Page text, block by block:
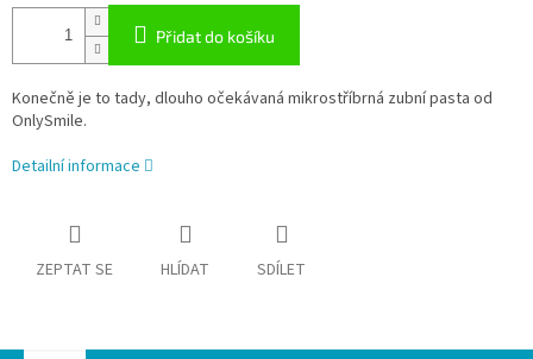
Přidat do košíku
Konečně je to tady, dlouho očekávaná mikrostříbrná zubní pasta od
OnlySmile.
Detailní informace
ZEPTAT SE HLÍDAT SDÍLET